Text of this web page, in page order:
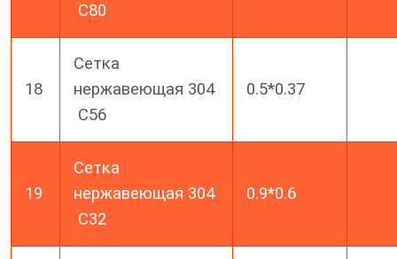
С80
18
Сетка
нержавеющая 304
C56
0.5*0.37
19
Сетка
нержавеющая 304
C32
0.9*0.6